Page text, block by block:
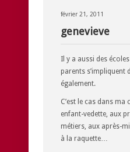
février 21, 2011
genevieve
Il y a aussi des
parents s’impliquent
également.
C’est le cas dans ma
enfant-vedette, aux
métiers, aux après-
à la raquette…